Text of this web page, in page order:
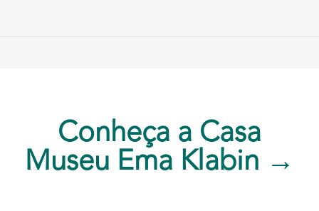
Conheça a Casa
Museu Ema Klabin →